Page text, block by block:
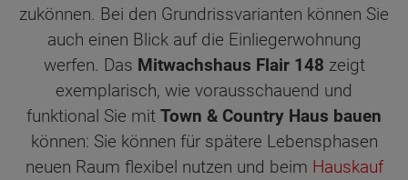
zukönnen. Bei den Grundrissvarianten können Sie
auch einen Blick auf die Einliegerwohnung
werfen. Das Mitwachshaus Flair 148 zeigt
exemplarisch, wie vorausschauend und
funktional Sie mit Town & Country Haus bauen
können: Sie können für spätere Lebensphasen
neuen Raum flexibel nutzen und beim Hauskauf